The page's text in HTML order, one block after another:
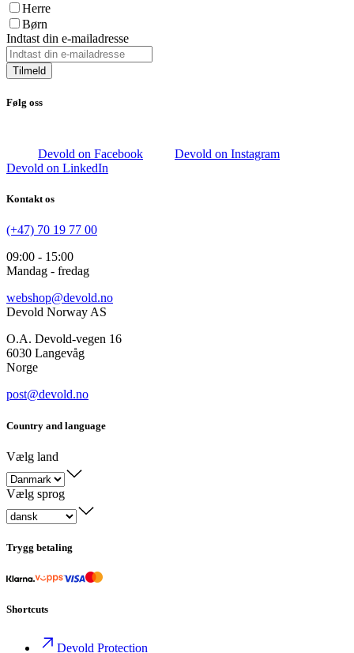
Herre
Børn
Indtast din e-mailadresse
Tilmeld
Følg oss
Devold on Facebook
Devold on Instagram
Devold on LinkedIn
Kontakt os
(+47) 70 19 77 00
09:00 - 15:00
Mandag - fredag
webshop@devold.no
Devold Norway AS
O.A. Devold-vegen 16
6030 Langevåg
Norge
post@devold.no
Country and language
Vælg land
Vælg sprog
Trygg betaling
Shortcuts
Devold Protection